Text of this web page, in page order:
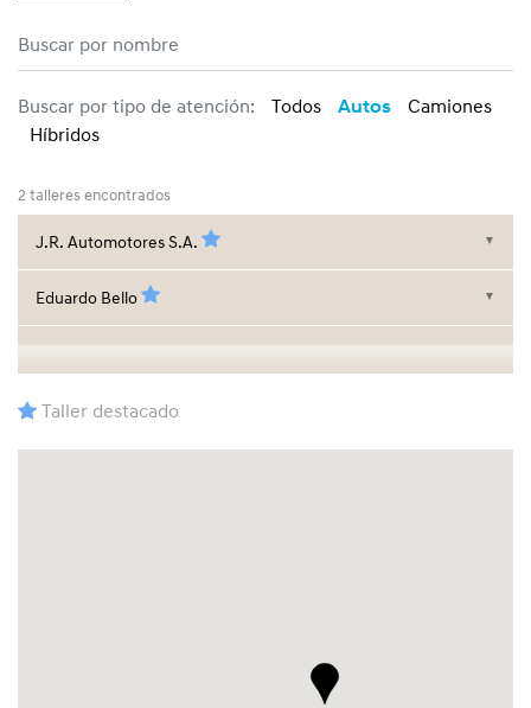
Buscar por tipo de atención: Todos Autos
Camiones
Híbridos
2 talleres encontrados
J.R. Automotores S.A. ▼
Eduardo Bello ▼
Taller destacado